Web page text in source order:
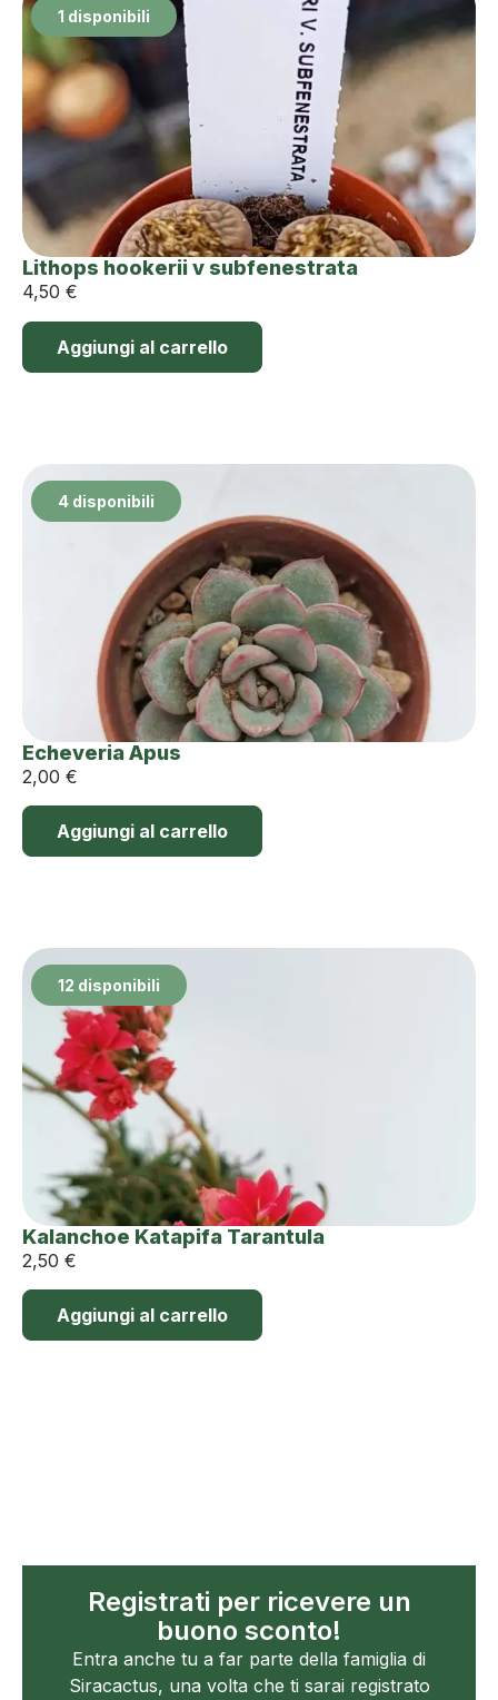
1 disponibili
Lithops hookerii v subfenestrata
4,50 €
Aggiungi al carrello
4 disponibili
Echeveria Apus
2,00 €
Aggiungi al carrello
12 disponibili
Kalanchoe Katapifa Tarantula
2,50 €
Aggiungi al carrello
Registrati per ricevere un
buono sconto!
Entra anche tu a far parte della famiglia di
Siracactus, una volta che ti sarai registrato